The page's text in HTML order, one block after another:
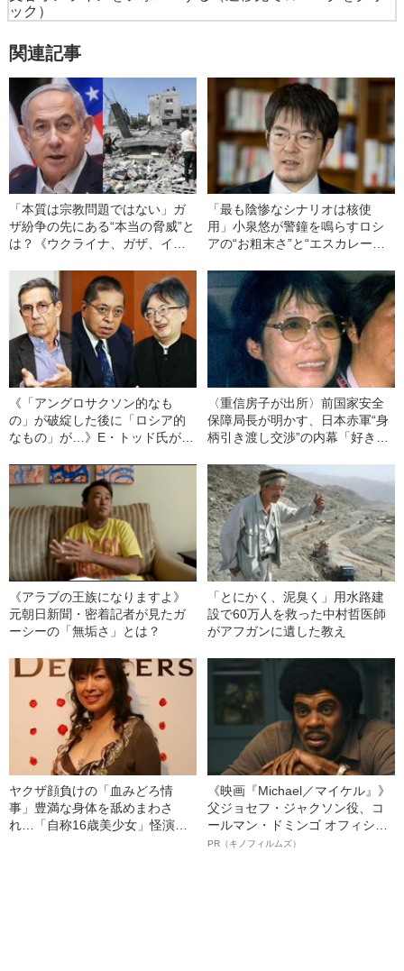
ック）
関連記事
「本質は宗教問題ではない」ガ
ザ紛争の先にある“本当の脅威”と
は？《ウクライナ、ガザ、イン
る》
「最も陰惨なシナリオは核使
用」小泉悠が警鐘を鳴らすロシ
アの“お粗末さ”と“エスカレーシ
《「アングロサクソン的なも
の」が破綻した後に「ロシア的
なもの」が…》E・トッド氏が予
〈重信房子が出所〉前国家安全
保障局長が明かす、日本赤軍“身
柄引き渡し交渉”の内幕「好きな
《アラブの王族になりますよ》
元朝日新聞・密着記者が見たガ
ーシーの「無垢さ」とは？
「とにかく、泥臭く」用水路建
設で60万人を救った中村哲医師
がアフガンに遺した教え
ヤクザ顔負けの「血みどろ情
事」豊満な身体を舐めまわさ
れ…「自称16歳美少女」怪演
《映画『Michael／マイケル』》
父ジョセフ・ジャクソン役、コ
ールマン・ドミンゴ オフィシャ
ルインタビュー“観客を魅了した
PR（キノフィルムズ）